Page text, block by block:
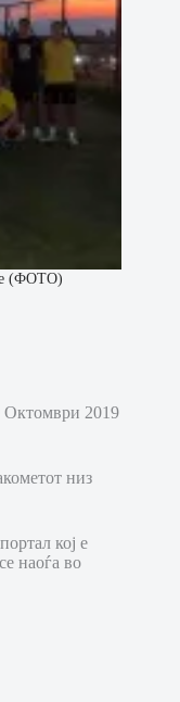
(ФОТО)
Октомври 2019
низ
кој е
наоѓа во